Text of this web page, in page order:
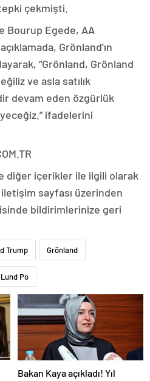
çekmişti.
Bourup Egede, AA
Grönland’ın
“Grönland, Grönland
ve asla satılık
devam eden özgürlük
ifadelerini
diğer içerikler ile ilgili olarak
sayfası üzerinden
bildirimlerinize geri
Trump Grönland
Po
Bakan Kaya açıkladı! Yıl